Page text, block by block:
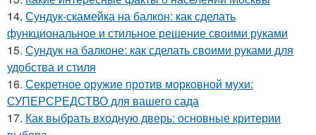
14. Сундук-скамейка на балкон: как сделать
функциональное и стильное решение своими руками
15. Сундук на балконе: как сделать своими руками для
удобства и стиля
16. Секретное оружие против морковной мухи:
СУПЕРСРЕДСТВО для вашего сада
17. Как выбрать входную дверь: основные критерии